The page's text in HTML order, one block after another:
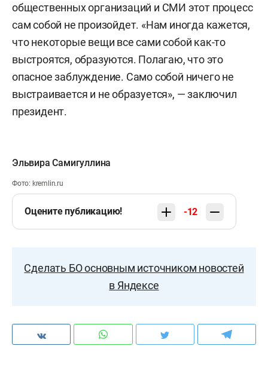
общественных организаций и СМИ этот процесс
сам собой не произойдет. «Нам иногда кажется,
что некоторые вещи все сами собой как-то
выстроятся, образуются. Полагаю, что это
опасное заблуждение. Само собой ничего не
выстраивается и не образуется», — заключил
президент.
Эльвира Самигуллина
Фото: kremlin.ru
Оцените публикацию! -12
Сделать БО основным источником новостей
в Яндексе